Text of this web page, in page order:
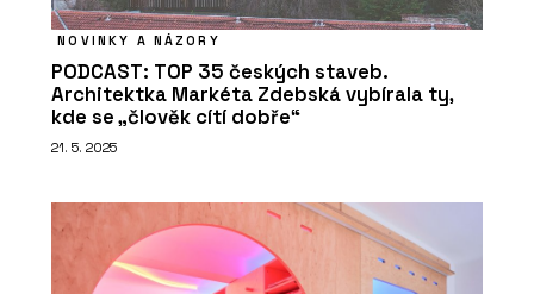
NOVINKY A NÁZORY
PODCAST: TOP 35 českých staveb.
Architektka Markéta Zdebská vybírala ty,
kde se „člověk cítí dobře“
21. 5. 2025